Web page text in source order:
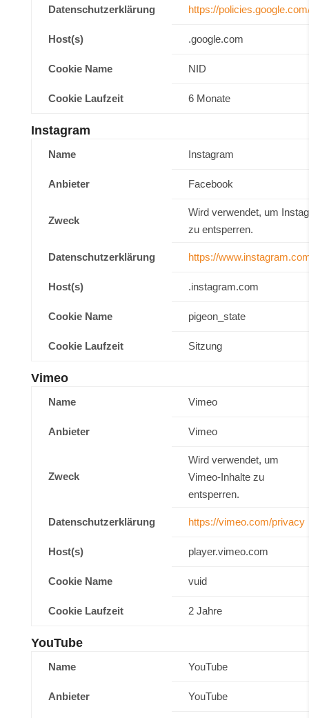
Datenschutzerklärung https://
Host(s) .google.com
Cookie Name NID
Cookie Laufzeit 6 Monate
Instagram
Name Instagram
Anbieter Facebook
Zweck
Wird verwendet, um
zu entsperren.
Datenschutzerklärung https://
Host(s) .instagram.com
Cookie Name pigeon_state
Cookie Laufzeit Sitzung
Vimeo
Name Vimeo
Anbieter Vimeo
Zweck
Wird verwendet, um
Vimeo-Inhalte zu
entsperren.
Datenschutzerklärung https://vimeo.com/privacy
Host(s) player.vimeo.com
Cookie Name vuid
Cookie Laufzeit 2 Jahre
YouTube
Name YouTube
Anbieter YouTube